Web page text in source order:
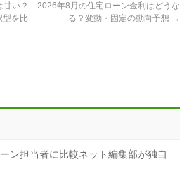
い？
型を比
2026年8月の住宅ローン金利はどうな
る？変動・固定の動向予想 →
ン担当者に比較ネット編集部が独自